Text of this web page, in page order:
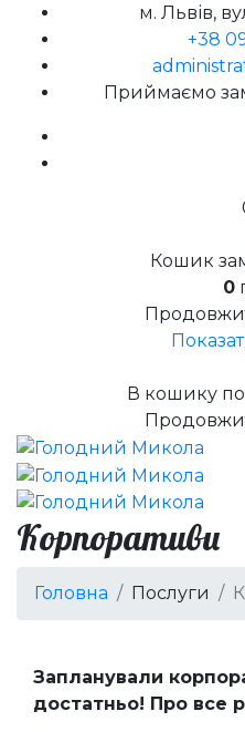
м. Львів,
+38
Приймаємо
Кошик
0
В кошику
Корпоративи
Головна Послуги
Запланували
достатньо! Про все